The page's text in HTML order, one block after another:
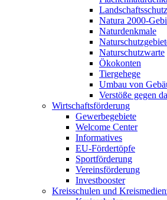
Natura 2000-
Naturdenkmale
Naturschutzwarte
Ökokonten
Tiergehege
Umbau von
Verstöße gegen
Wirtschaftsförderung
Gewerbegebiete
Welcome Center
Informatives
EU-Fördertöpfe
Sportförderung
Vereinsförderung
Investbooster
Kreisschulen und